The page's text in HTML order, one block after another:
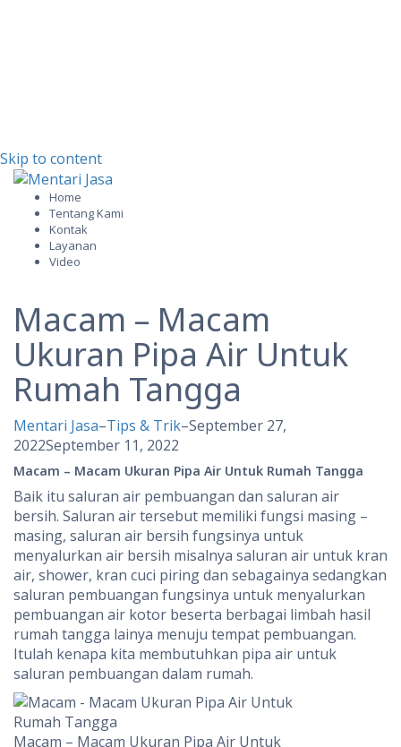
Skip to content
Home
Tentang Kami
Kontak
Layanan
Video
Macam – Macam
Ukuran Pipa Air Untuk
Rumah Tangga
Mentari Jasa–Tips & Trik–September 27,
2022September 11, 2022
Macam – Macam Ukuran Pipa Air Untuk Rumah Tangga
Baik itu saluran air pembuangan dan saluran air
bersih. Saluran air tersebut memiliki fungsi masing –
masing, saluran air bersih fungsinya untuk
menyalurkan air bersih misalnya saluran air untuk kran
air, shower, kran cuci piring dan sebagainya sedangkan
saluran pembuangan fungsinya untuk menyalurkan
pembuangan air kotor beserta berbagai limbah hasil
rumah tangga lainya menuju tempat pembuangan.
Itulah kenapa kita membutuhkan pipa air untuk
saluran pembuangan dalam rumah.
Macam – Macam Ukuran Pipa Air Untuk